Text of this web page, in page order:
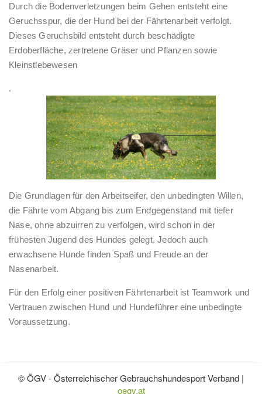
Durch die Bodenverletzungen beim Gehen entsteht eine
Geruchsspur, die der Hund bei der Fährtenarbeit verfolgt.
Dieses Geruchsbild entsteht durch beschädigte
Erdoberfläche, zertretene Gräser und Pflanzen sowie
Kleinstlebewesen
.
Die Grundlagen für den Arbeitseifer, den unbedingten Willen,
die Fährte vom Abgang bis zum Endgegenstand mit tiefer
Nase, ohne abzuirren zu verfolgen, wird schon in der
frühesten Jugend des Hundes gelegt. Jedoch auch
erwachsene Hunde finden Spaß und Freude an der
Nasenarbeit.
Für den Erfolg einer positiven Fährtenarbeit ist Teamwork und
Vertrauen zwischen Hund und Hundeführer eine unbedingte
Voraussetzung.
© ÖGV - Österreichischer Gebrauchshundesport Verband |
oegv.at